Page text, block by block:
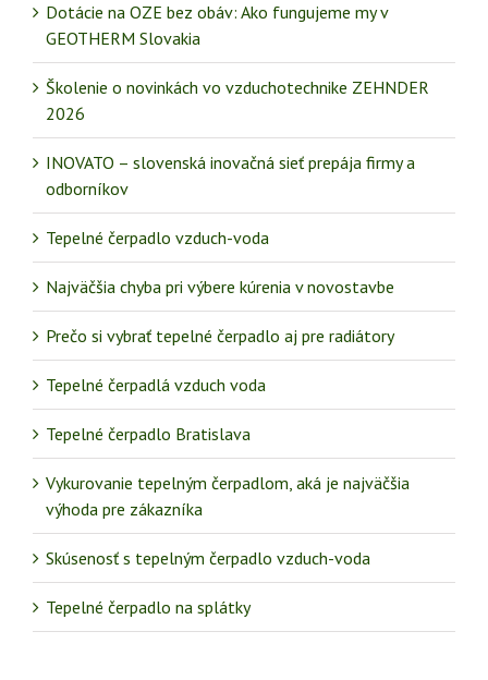
Dotácie na OZE bez obáv: Ako fungujeme my v
GEOTHERM Slovakia
Školenie o novinkách vo vzduchotechnike ZEHNDER
2026
INOVATO – slovenská inovačná sieť prepája firmy a
odborníkov
Tepelné čerpadlo vzduch-voda
Najväčšia chyba pri výbere kúrenia v novostavbe
Prečo si vybrať tepelné čerpadlo aj pre radiátory
Tepelné čerpadlá vzduch voda
Tepelné čerpadlo Bratislava
Vykurovanie tepelným čerpadlom, aká je najväčšia
výhoda pre zákazníka
Skúsenosť s tepelným čerpadlo vzduch-voda
Tepelné čerpadlo na splátky